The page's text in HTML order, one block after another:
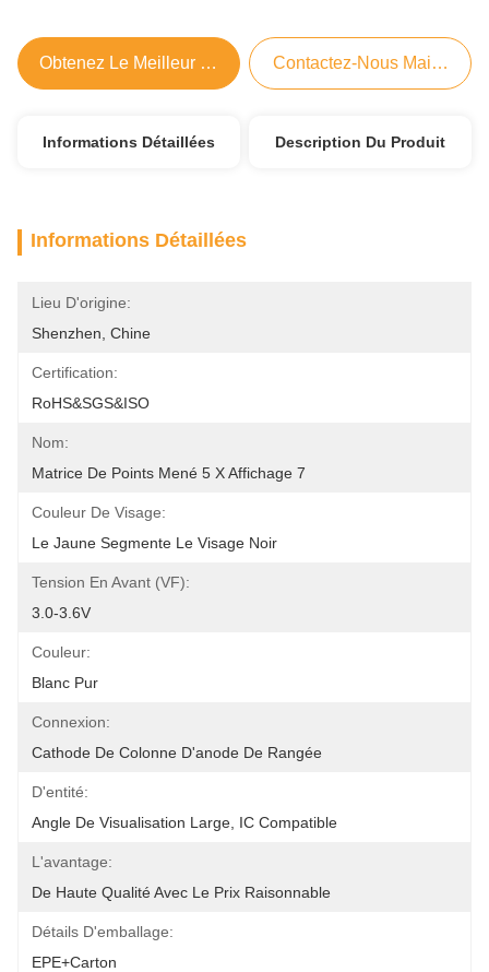
Obtenez Le Meilleur Prix Contactez-Nous Maintenant
Informations Détaillées Description Du Produit
Informations Détaillées
Lieu D'origine:
Shenzhen, Chine
Certification:
RoHS&SGS&ISO
Nom:
Matrice De Points Mené 5 X Affichage 7
Couleur De Visage:
Le Jaune Segmente Le Visage Noir
Tension En Avant (VF):
3.0-3.6V
Couleur:
Blanc Pur
Connexion:
Cathode De Colonne D'anode De Rangée
D'entité:
Angle De Visualisation Large, IC Compatible
L'avantage:
De Haute Qualité Avec Le Prix Raisonnable
Détails D'emballage:
EPE+carton